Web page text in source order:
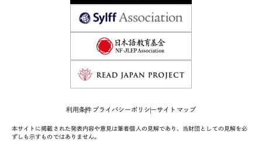
利用条件プライバシーポリシーサイトマップ
本サイトに掲載された発表内容や意見は筆者個人の見解であり、当財団としての見解を必
ずしも示すものではありません。